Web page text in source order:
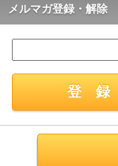
メルマガ登録・解除